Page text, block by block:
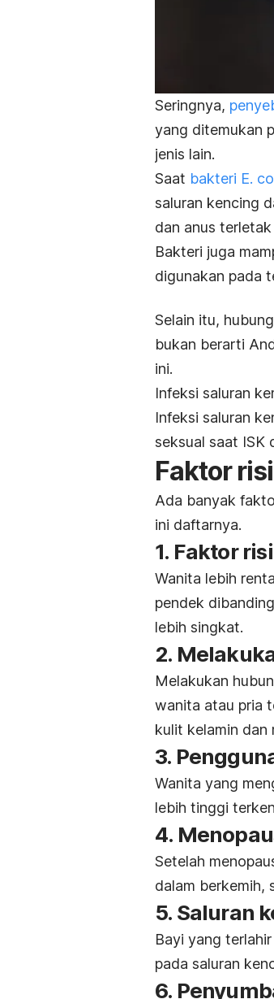
Seringnya,
yang ditemukan
jenis lain.
Saat bakteri E.
saluran kencing
dan anus
Bakteri juga
digunakan pada
Selain itu,
bukan berarti
ini.
Infeksi saluran
Infeksi saluran
seksual saat ISK
Faktor
Ada banyak
ini daftarnya.
1. Faktor
Wanita lebih
pendek
lebih singkat.
2.
Melakukan
wanita atau pria
kulit kelamin dan
3.
Wanita yang
lebih tinggi
4.
Setelah
dalam berkemih,
5. Saluran
Bayi yang
pada saluran
6.